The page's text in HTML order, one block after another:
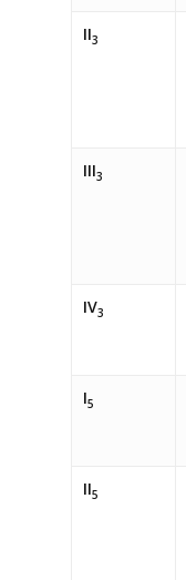
II3
III3
IV3
I5
II5